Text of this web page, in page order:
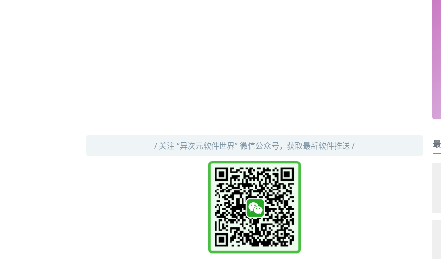
/ 关注 “异次元软件世界” 微信公众号，获取最新软件推送 /